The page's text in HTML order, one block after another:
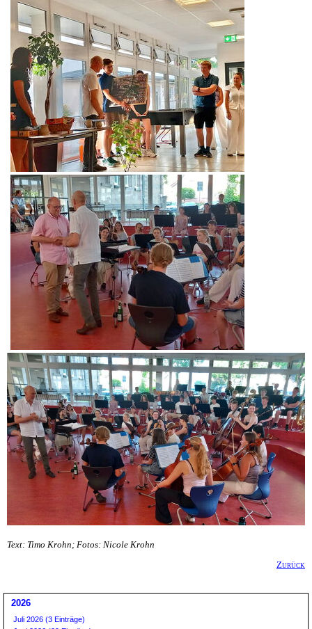
Text: Timo Krohn; Fotos: Nicole Krohn
Zurück
2026
Juli 2026 (3 Einträge)